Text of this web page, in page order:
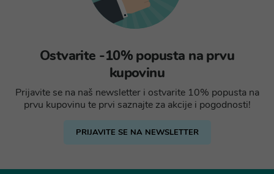
Ostvarite -10% popusta na prvu
kupovinu
Prijavite se na naš newsletter i ostvarite 10% popusta na
prvu kupovinu te prvi saznajte za akcije i pogodnosti!
PRIJAVITE SE NA NEWSLETTER